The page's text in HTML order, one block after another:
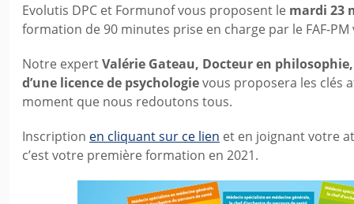
Evolutis DPC et Formunof vous proposent le mardi 23
formation de 90 minutes prise en charge par le FAF-
Notre expertValérie Gateau, Docteur en
d’une licence de psychologievous proposera les clés
moment que nous redoutons tous.
Inscription en cliquant sur ce lien et en joignant votre
c’est votre première formation en 2021.